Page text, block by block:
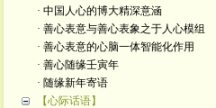
· 中国人心的博大精深意涵
· 善心表意与善心表象之于人心模组
· 善心表意的心脑一体智能化作用
· 善心随缘壬寅年
· 随缘新年寄语
【心际话语】